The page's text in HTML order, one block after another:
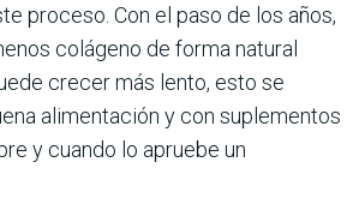
proceso. Con el paso de los años,
colágeno de forma natural
crecer más lento, esto se
alimentación y con suplementos
y cuando lo apruebe un